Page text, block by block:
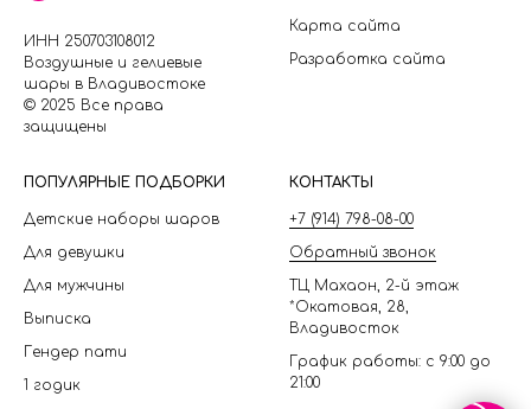
ИНН 250703108012
Воздушные и гелиевые
шары в Владивостоке
© 2025 Все права
защищены
Карта сайта
Разработка сайта
ПОПУЛЯРНЫЕ ПОДБОРКИ
Детские наборы шаров
Для девушки
Для мужчины
Выписка
Гендер пати
1 годик
КОНТАКТЫ
+7 (914) 798-08-00
Обратный звонок
ТЦ Махаон, 2-й этаж
*Окатовая, 28,
Владивосток
График работы: с 9:00 до
21:00